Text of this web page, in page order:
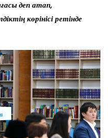
деп атап,
көрінісі ретінде